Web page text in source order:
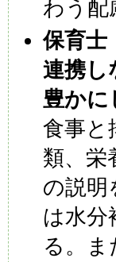
わう配
保育士
連携し
豊かに
食事と
類、栄
の説明
は水分
る。